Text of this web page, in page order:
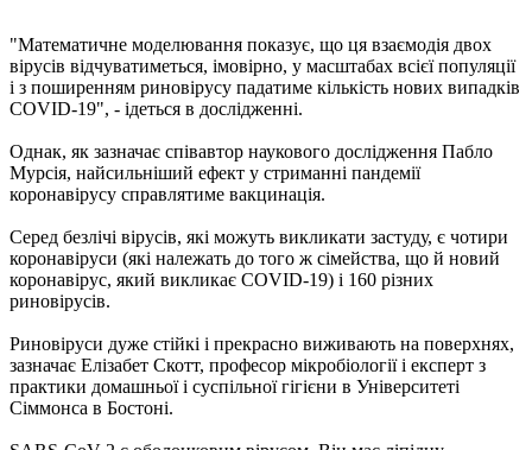
"Математичне моделювання показує, що ця взаємодія двох
вірусів відчуватиметься, імовірно, у масштабах всієї популяції
і з поширенням риновірусу падатиме кількість нових випадків
COVID-19", - ідеться в дослідженні.
Однак, як зазначає співавтор наукового дослідження Пабло
Мурсія, найсильніший ефект у стриманні пандемії
коронавірусу справлятиме вакцинація.
Серед безлічі вірусів, які можуть викликати застуду, є чотири
коронавіруси (які належать до того ж сімейства, що й новий
коронавірус, який викликає COVID-19) і 160 різних
риновірусів.
Риновіруси дуже стійкі і прекрасно виживають на поверхнях,
зазначає Елізабет Скотт, професор мікробіології і експерт з
практики домашньої і суспільної гігієни в Університеті
Сіммонса в Бостоні.